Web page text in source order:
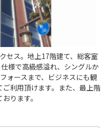
セス。地上17階建て、総客室
様で高級感溢れ、シングルか
ォースまで、ビジネスにも観
利用頂けます。また、最上階
ります。